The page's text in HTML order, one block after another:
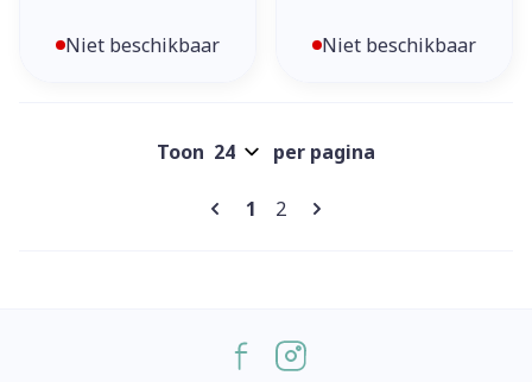
Niet beschikbaar Niet beschikbaar
Pagina's
U lees momenteel pagina
1 Pagina
2
Toon per pagina